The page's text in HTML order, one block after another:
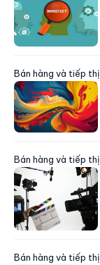
Bán hàng và tiếp thị
Bán hàng và tiếp thị
Bán hàng và tiếp thị